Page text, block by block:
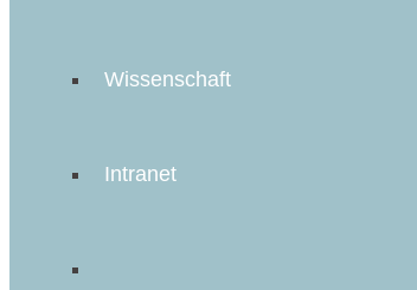
Wissenschaft
Intranet